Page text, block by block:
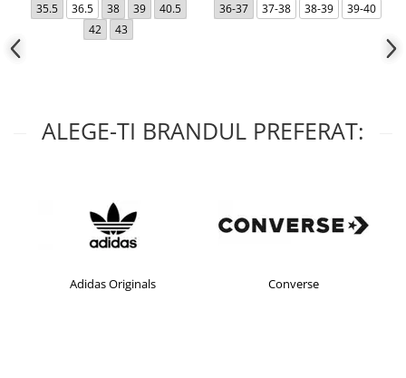
35.5 36.5 38 39
40.5
42
43
36-37 37-38 38-39 39-40
ALEGE-TI BRANDUL PREFERAT:
Adidas Originals Converse